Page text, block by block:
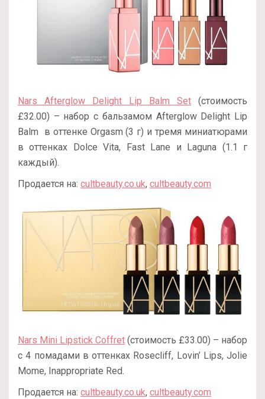
Nars Afterglow Delight Lip Balm Set (стоимость
£32.00) – набор с бальзамом Afterglow Delight Lip
Balm в оттенке Orgasm (3 г) и тремя миниатюрами
в оттенках Dolce Vita, Fast Lane и Laguna (1.1 г
каждый).
Продается на: cultbeauty.co.uk, cultbeauty.com
Nars Mini Lipstick Coffret (стоимость £33.00) – набор
с 4 помадами в оттенках Rosecliff, Lovin’ Lips, Jolie
Mome, Inappropriate Red.
Продается на: cultbeauty.co.uk, cultbeauty.com